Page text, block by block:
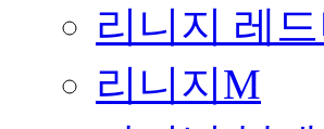
리니지 레
리니지M